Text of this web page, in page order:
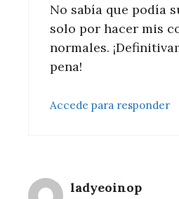
No sabía que podía
solo por hacer mis
normales.
pena!
Accede para responder
ladyeoinop